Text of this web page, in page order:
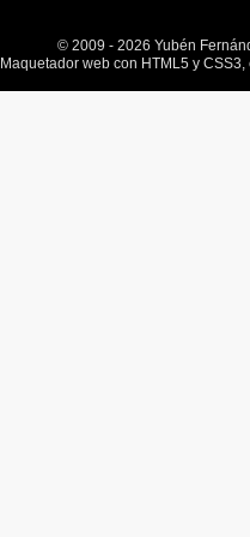
© 2009 - 2026 Yubén
Maquetador web con HTML5 y